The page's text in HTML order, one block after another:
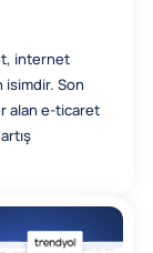
internet
isimdir. Son
alan e-ticaret